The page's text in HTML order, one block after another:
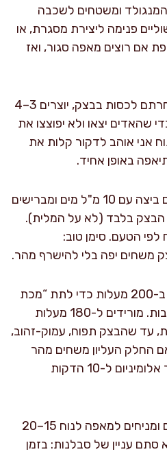
ומשטחים לשכבה
פנימה ליצירת מסגרת, או
אם רוצים מאפה סגור, ואז
אם בחרתם לכסות בבצק, יוצרים 3–4
שהאדים יצאו ולא יפוצצו את
אני אוהב לדקור קלות את
באופן אחיד.
טורפים ביצה עם 10 מ"ל מים ומברישים
בלבד (לא על המלית).
הטעם. סימן טוב:
יפה בלי להישרף מהר.
אופים 15 דקות ב-200 מעלות כדי לתת “מכת
חום” שמרימה את השכבות. מורידים ל-180 מעלות
עוד 20–30 דקות, עד שהבצק תפוח, עמוק-זהוב,
החלק העליון משחים מהר
מדי, מכסים ברפיון בנייר אלומיניום ל-10 הדקות
מוציאים ומניחים למאפה לנוח 15–20
סתם עניין של סבלנות: בזמן